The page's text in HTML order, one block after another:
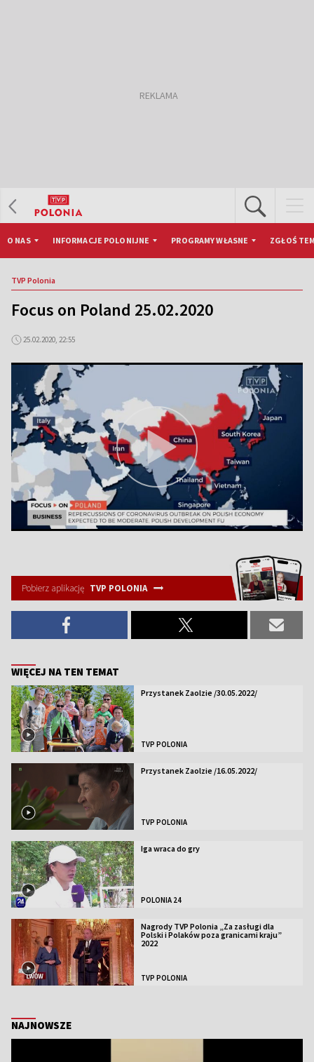
O NAS INFORMACJE POLONIJNE PROGRAMY WŁASNE ZGŁOŚ
TVP Polonia
Focus on Poland 25.02.2020
25.02.2020, 22:55
Pobierz aplikację TVP POLONIA
WIĘCEJ NA TEN TEMAT
Przystanek Zaolzie /30.05.2022/
TVP POLONIA
Przystanek Zaolzie /16.05.2022/
TVP POLONIA
Iga wraca do gry
POLONIA 24
Nagrody TVP Polonia „Za zasługi dla
Polski i Polaków poza granicami kraju”
2022
TVP POLONIA
NAJNOWSZE